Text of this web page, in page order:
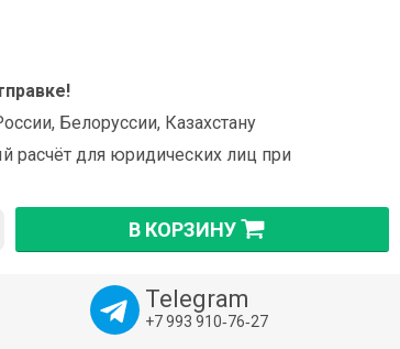
Белоруссии, Казахстану
расчёт для юридических лиц при
В КОРЗИНУ
Telegram
+7 993 910‑76‑27